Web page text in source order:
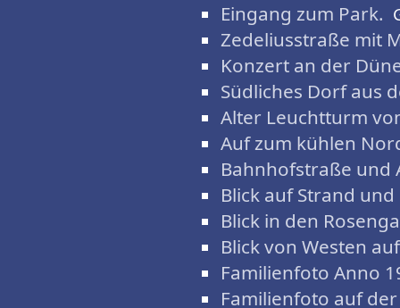
Eingang zum Park.
Zedeliusstraße mit
Konzert an der
Südliches Dorf aus
Alter Leuchtturm
Auf zum kühlen
Bahnhofstraße und
Blick auf Strand
Blick in den
Blick von Westen
Familienfoto Anno
Familienfoto auf